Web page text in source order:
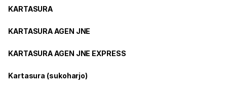
KARTASURA
KARTASURA AGEN JNE
KARTASURA AGEN JNE EXPRESS
Kartasura (sukoharjo)